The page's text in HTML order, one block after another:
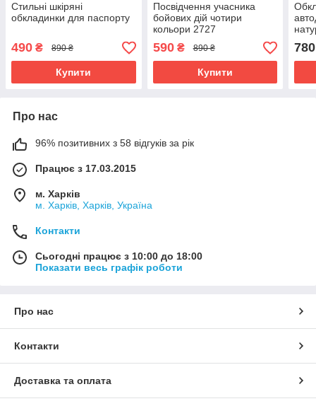
Стильні шкіряні
обкладинки для паспорту
490 ₴ 890 ₴
Купити
Посвідчення учасника
бойових дій чотири
кольори 2727
590₴ 890 ₴
Купити
780
Про нас
96% позитивних з 58 відгуків за рік
Працює з 17.03.2015
м. Харків
м. Харків, Харків, Україна
Контакти
Сьогодні працює з 10:00 до 18:00
Показати весь графік роботи
Про нас
Контакти
Доставка та оплата